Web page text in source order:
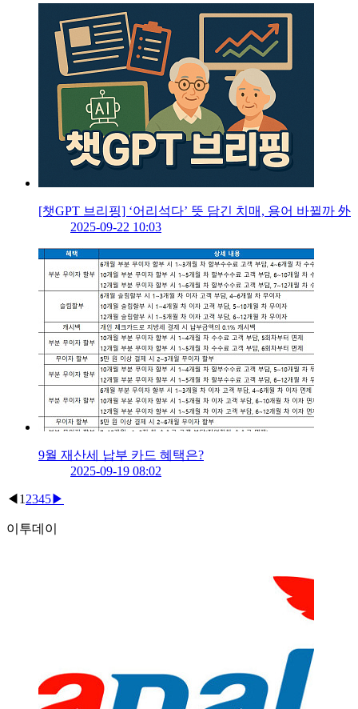
[챗GPT 브리핑] ‘어리석다’ 뜻 담긴 치매, 용어 바뀔까 外
2025-09-22 10:03
9월 재산세 납부 카드 혜택은?
2025-09-19 08:02
◀ 1 2345▶
이투데이